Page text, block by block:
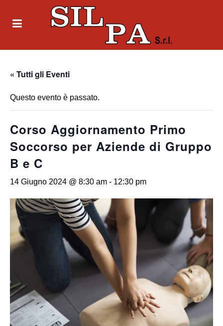
« Tutti gli Eventi
Questo evento è passato.
Corso Aggiornamento Primo
Soccorso per Aziende di Gruppo
B e C
14 Giugno 2024 @ 8:30 am - 12:30 pm